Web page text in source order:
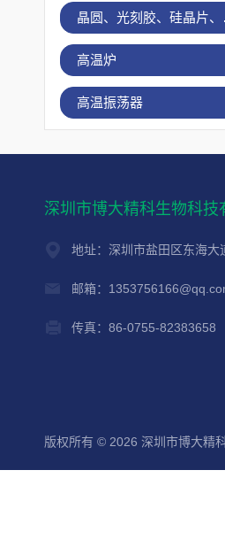
晶
高温炉
高温振荡器
深圳市博大精科生物科技
地址：深圳市盐田区东海
邮箱：
传真：86-0755-82383658
版权所有 © 2026 深圳市博大精